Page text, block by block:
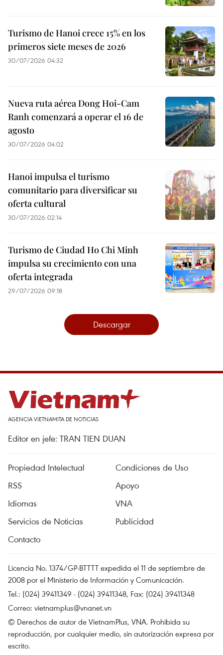
Turismo de Hanoi crece 15% en los
primeros siete meses de 2026
30/07/2026 04:32
Nueva ruta aérea Dong Hoi-Cam
Ranh comenzará a operar el 16 de
agosto
30/07/2026 04:02
Hanoi impulsa el turismo
comunitario para diversificar su
oferta cultural
30/07/2026 02:14
Turismo de Ciudad Ho Chi Minh
impulsa su crecimiento con una
oferta integrada
29/07/2026 09:18
Descargar
AGENCIA VIETNAMITA DE NOTICIAS
Editor en jefe: TRAN TIEN DUAN
Propiedad Intelectual
Condiciones de Uso
RSS
Apoyo
Idiomas
VNA
Servicios de Noticias
Publicidad
Contacto
Licencia No. 1374/GP-BTTTT expedida el 11 de septiembre de
2008 por el Ministerio de Información y Comunicación.
Tel.: (024) 39411349 - (024) 39411348, Fax: (024) 39411348
Correo: vietnamplus@vnanet.vn
© Derechos de autor de VietnamPlus, VNA. Prohibida su
reproducción, por cualquier medio, sin autorización expresa por
escrito.